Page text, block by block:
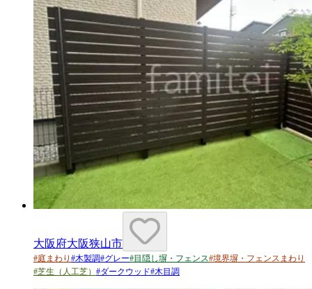
大阪府大阪狭山市
#庭まわり #木製調#グレー#目隠し塀・フェンス#境界塀・フェンスまわり
#芝生（人工芝） #ダークウッド#木目調